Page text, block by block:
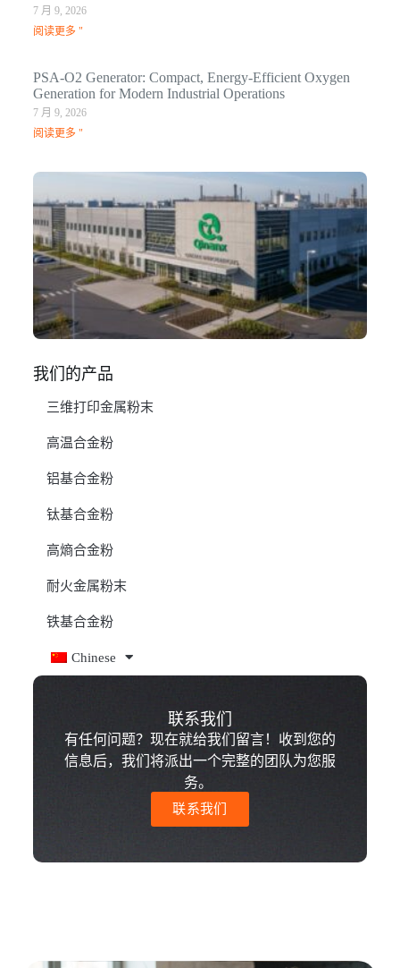
7 月 9, 2026
阅读更多 "
PSA-O2 Generator: Compact, Energy-Efficient Oxygen
Generation for Modern Industrial Operations
7 月 9, 2026
阅读更多 "
我们的产品
三维打印金属粉末
高温合金粉
铝基合金粉
钛基合金粉
高熵合金粉
耐火金属粉末
铁基合金粉
Chinese
联系我们
有任何问题？现在就给我们留言！收到您的
信息后，我们将派出一个完整的团队为您服
务。
联系我们